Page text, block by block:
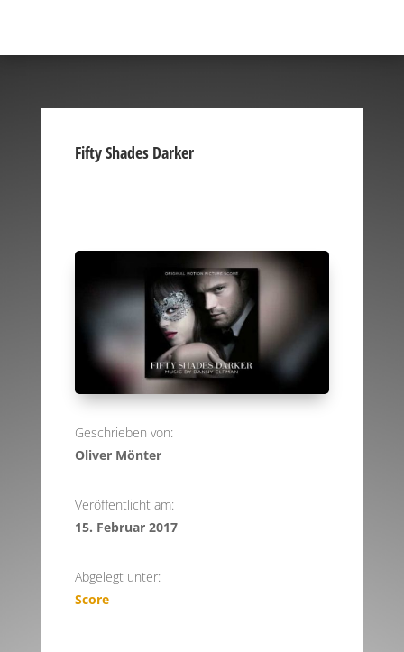
Fifty Shades Darker
Geschrieben von:
Oliver Mönter
Veröffentlicht am:
15. Februar 2017
Abgelegt unter:
Score